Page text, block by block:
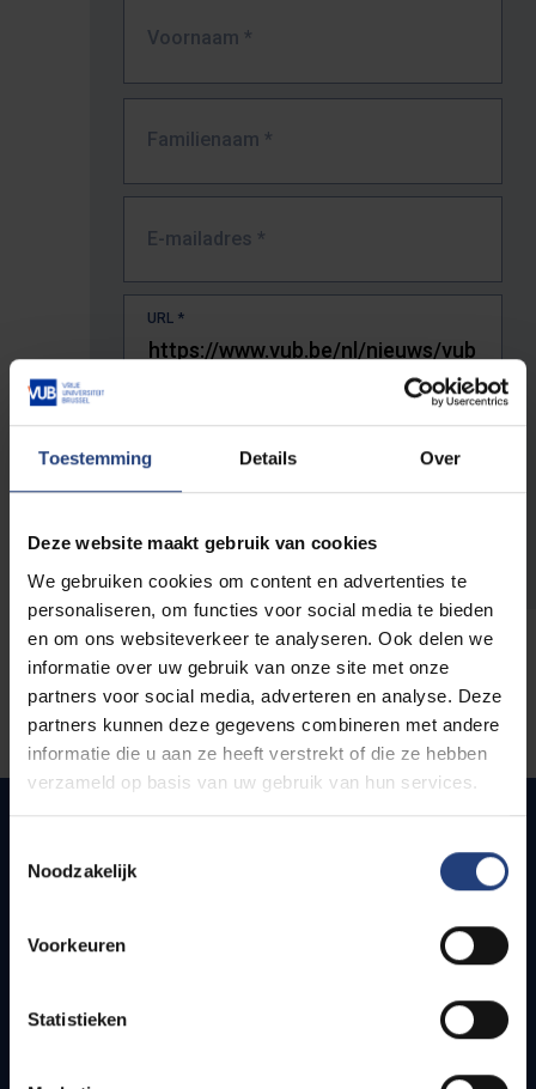
Toestemming Details Over
Deze website maakt gebruik van cookies
We gebruiken cookies om content en advertenties te
personaliseren, om functies voor social media te bieden
en om ons websiteverkeer te analyseren. Ook delen we
informatie over uw gebruik van onze site met onze
partners voor social media, adverteren en analyse. Deze
partners kunnen deze gegevens combineren met andere
informatie die u aan ze heeft verstrekt of die ze hebben
verzameld op basis van uw gebruik van hun services.
Noodzakelijk
Voorkeuren
Statistieken
Voornaam *
Familienaam *
E-mailadres *
URL *
De volledige URL van de pagina waar je de fout zag.
Snel naar
Bereikbaarheid